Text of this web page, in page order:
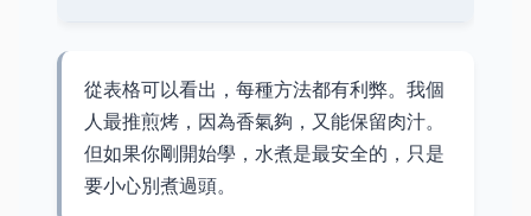
從表格可以看出，每種方法都有利弊。我個
人最推煎烤，因為香氣夠，又能保留肉汁。
但如果你剛開始學，水煮是最安全的，只是
要小心別煮過頭。